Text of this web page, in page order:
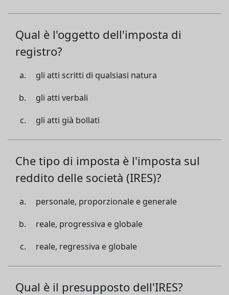
Qual è l'oggetto dell'imposta di
registro?
gli atti scritti di qualsiasi natura
gli atti verbali
gli atti già bollati
Che tipo di imposta è l'imposta sul
reddito delle società (IRES)?
personale, proporzionale e generale
reale, progressiva e globale
reale, regressiva e globale
Qual è il presupposto dell'IRES?